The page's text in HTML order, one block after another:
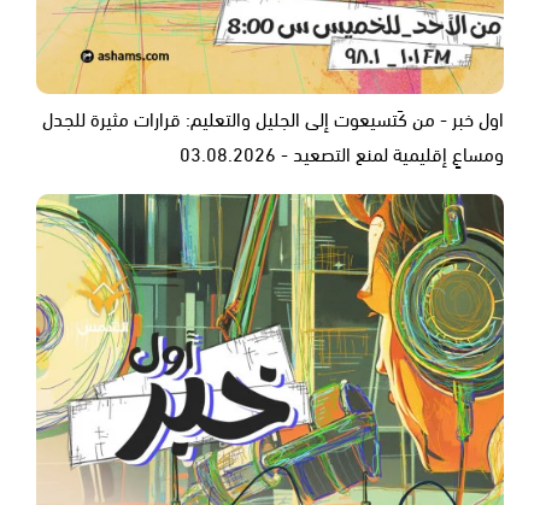
اول خبر - من كَتسيعوت إلى الجليل والتعليم: قرارات مثيرة للجدل
ومساعٍ إقليمية لمنع التصعيد - 03.08.2026